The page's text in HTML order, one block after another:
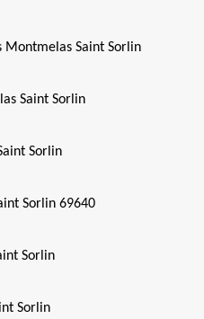
Montmelas Saint Sorlin
Saint Sorlin
Sorlin
Sorlin 69640
Sorlin
Sorlin